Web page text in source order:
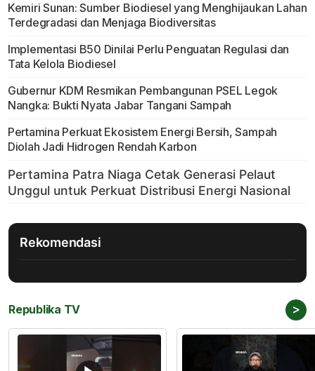
Kemiri Sunan: Sumber Biodiesel yang Menghijaukan Lahan
Terdegradasi dan Menjaga Biodiversitas
Implementasi B50 Dinilai Perlu Penguatan Regulasi dan
Tata Kelola Biodiesel
Gubernur KDM Resmikan Pembangunan PSEL Legok
Nangka: Bukti Nyata Jabar Tangani Sampah
Pertamina Perkuat Ekosistem Energi Bersih, Sampah
Diolah Jadi Hidrogen Rendah Karbon
Rekomendasi
Republika TV >